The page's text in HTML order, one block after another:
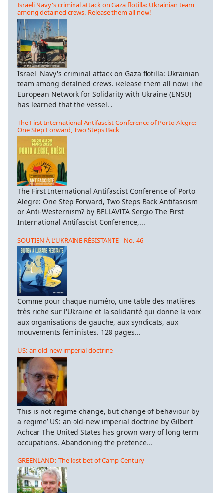
Israeli Navy's criminal attack on Gaza flotilla: Ukrainian team
among detained crews. Release them all now!
Israeli Navy's criminal attack on Gaza flotilla: Ukrainian
team among detained crews. Release them all now! The
European Network for Solidarity with Ukraine (ENSU)
has learned that the vessel...
The First International Antifascist Conference of Porto Alegre:
One Step Forward, Two Steps Back
The First International Antifascist Conference of Porto
Alegre: One Step Forward, Two Steps Back Antifascism
or Anti-Westernism? by BELLAVITA Sergio The First
International Antifascist Conference,...
SOUTIEN À L’UKRAINE RÉSISTANTE - No. 46
Comme pour chaque numéro, une table des matières
très riche sur l'Ukraine et la solidarité qui donne la voix
aux organisations de gauche, aux syndicats, aux
mouvements féministes. 128 pages...
US: an old-new imperial doctrine
This is not regime change, but change of behaviour by
a regime’ US: an old-new imperial doctrine by Gilbert
Achcar The United States has grown wary of long term
occupations. Abandoning the pretence...
GREENLAND: The lost bet of Camp Century